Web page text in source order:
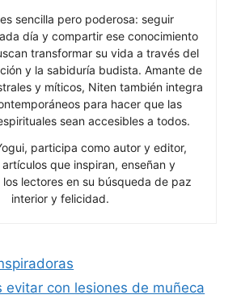
sencilla pero poderosa: seguir
día y compartir ese conocimiento
transformar su vida a través del
y la sabiduría budista. Amante de
y míticos, Niten también integra
para hacer que las
sean accesibles a todos.
participa como autor y editor,
que inspiran, enseñan y
lectores en su búsqueda de paz
interior y felicidad.
evitar con lesiones de muñeca